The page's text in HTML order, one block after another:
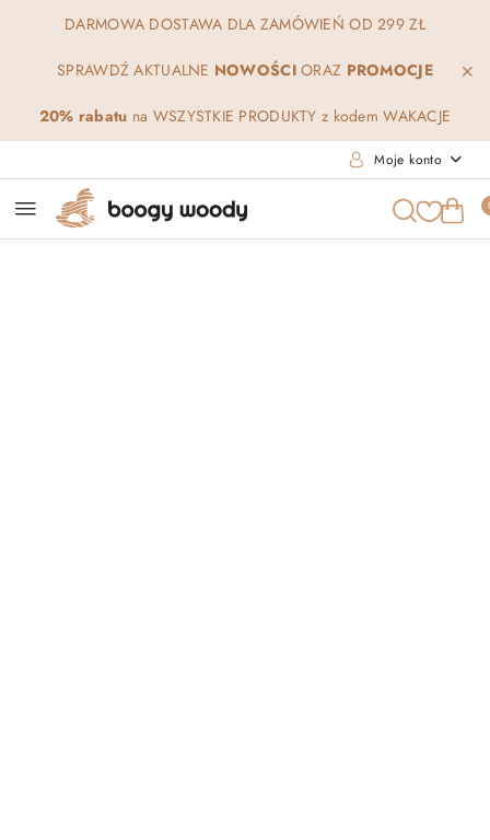
Przejdź do treści głównej
Przejdź do wyszukiwarki
Przejdź do moje konto
Przejdź do menu głównego
Przejdź do opisu produktu
Przejdź do stopki
DARMOWA DOSTAWA DLA ZAMÓWIEŃ OD 299 ZŁ
SPRAWDŹ AKTUALNE NOWOŚCIORAZ PROMOCJE
20% rabatu na WSZYSTKIE PRODUKTY z kodem WAKACJE
Moje konto